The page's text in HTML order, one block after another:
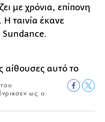
με χρόνια, επίπονη
Η ταινία έκανε
Sundance.
ως ο